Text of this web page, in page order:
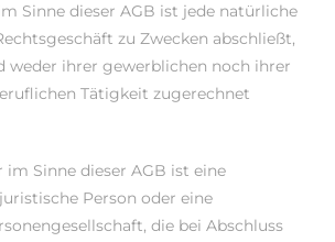
Sinne dieser AGB ist jede natürliche
zu Zwecken abschließt,
weder ihrer gewerblichen noch ihrer
Tätigkeit zugerechnet
im Sinne dieser AGB ist eine
Person oder eine
die bei Abschluss